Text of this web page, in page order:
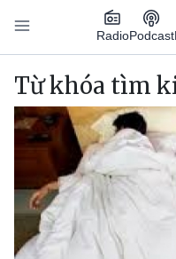
Nhảy đến nội dung
RadioPodcast
Main navigation
Từ khóa tìm